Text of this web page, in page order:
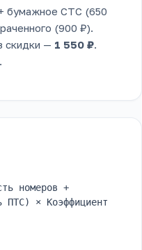
бумажное СТС (650
(900 ₽).
скидки — 1 550 ₽.
.
номеров +
ПТС) × Коэффициент